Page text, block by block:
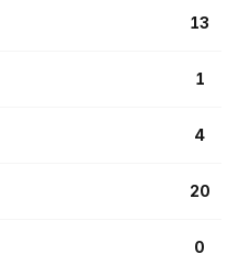
13
1
4
20
0